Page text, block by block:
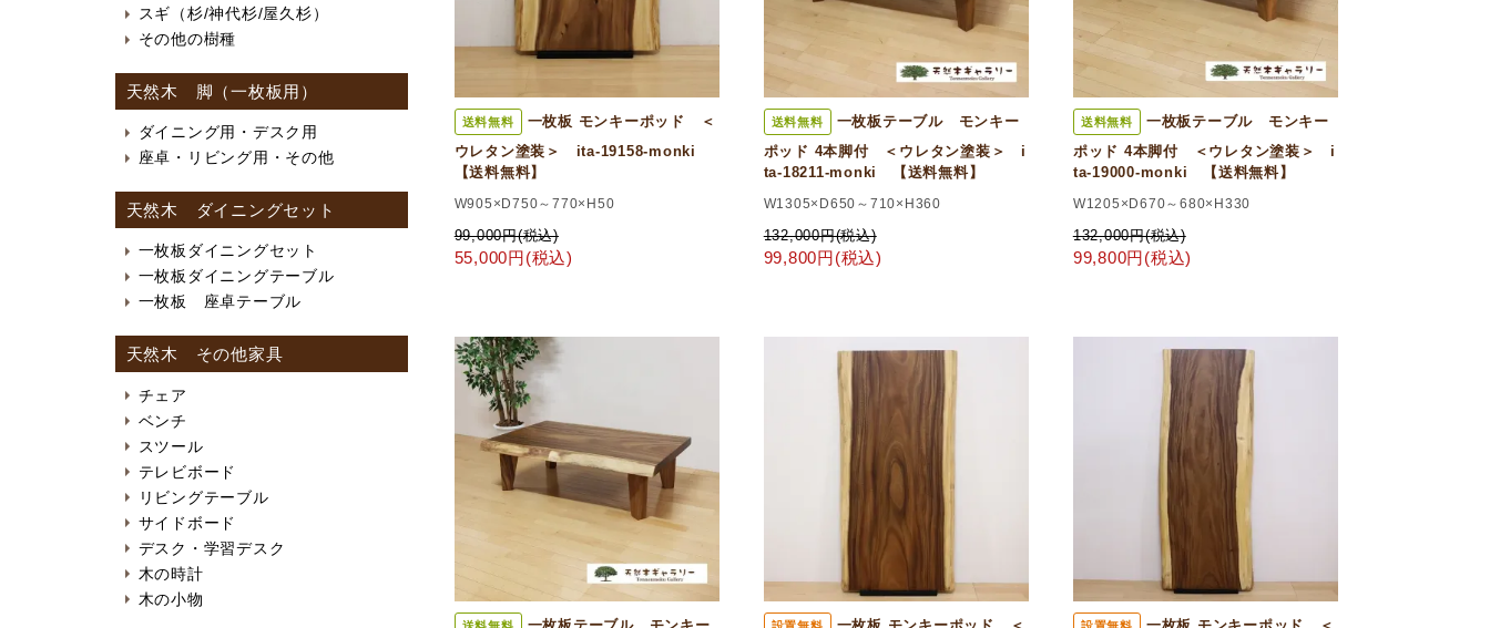
送料無料
一枚板 モンキーポッド ＜
ウレタン塗装＞ ita-19158-monki
【送料無料】
W905×D750～770×H50
99,000円(税込)
55,000円(税込)
送料無料
一枚板テーブル モンキー
ポッド 4本脚付 ＜ウレタン塗装＞ i
ta-18211-monki 【送料無料】
W1305×D650～710×H360
132,000円(税込)
99,800円(税込)
送料無料
一枚板テーブル モンキー
ポッド 4本脚付 ＜ウレタン塗装＞ i
ta-19000-monki 【送料無料】
W1205×D670～680×H330
132,000円(税込)
99,800円(税込)
スギ（杉/神代杉/屋久杉）
その他の樹種
天然木 脚（一枚板用）
ダイニング用・デスク用
座卓・リビング用・その他
天然木 ダイニングセット
一枚板ダイニングセット
一枚板ダイニングテーブル
一枚板 座卓テーブル
天然木 その他家具
チェア
ベンチ
スツール
テレビボード
リビングテーブル
サイドボード
デスク・学習デスク
木の時計
木の小物